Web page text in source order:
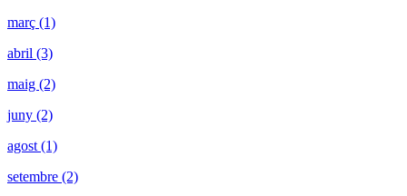
març (1)
abril (3)
maig (2)
juny (2)
agost (1)
setembre (2)